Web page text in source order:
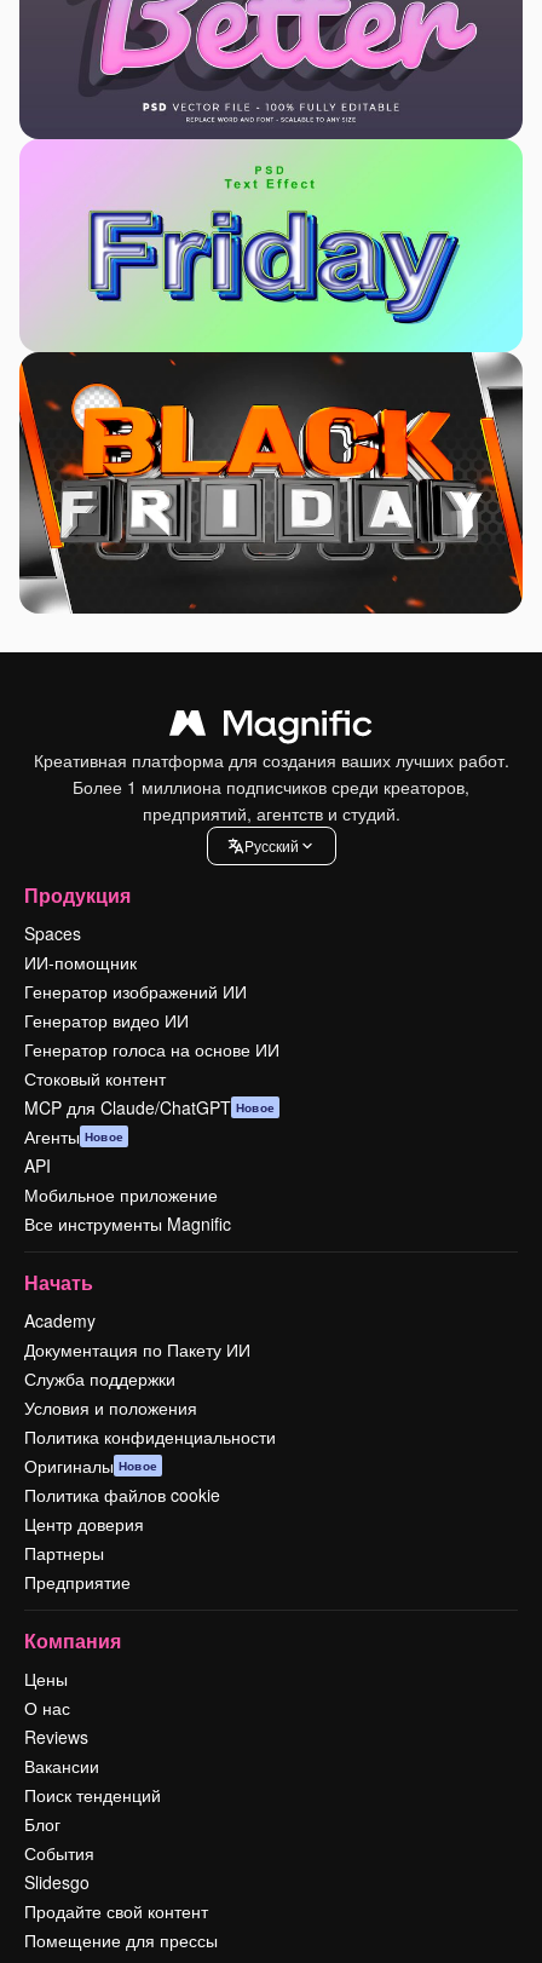
Креативная платформа для создания ваших лучших работ.
Более 1 миллиона подписчиков среди креаторов,
предприятий, агентств и студий.
Pусский
Продукция
Spaces
ИИ-помощник
Генератор изображений ИИ
Генератор видео ИИ
Генератор голоса на основе ИИ
Стоковый контент
MCP для Claude/ChatGPT Новое
Агенты Новое
API
Мобильное приложение
Все инструменты Magnific
Начать
Academy
Документация по Пакету ИИ
Служба поддержки
Условия и положения
Политика конфиденциальности
Оригиналы Новое
Политика файлов cookie
Центр доверия
Партнеры
Предприятие
Компания
Цены
О нас
Reviews
Вакансии
Поиск тенденций
Блог
События
Slidesgo
Продайте свой контент
Помещение для прессы